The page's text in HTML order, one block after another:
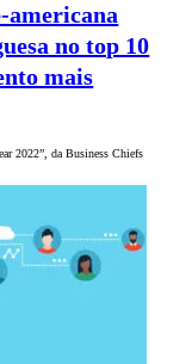
americana
no top 10
mais
2022”, da Business Chiefs